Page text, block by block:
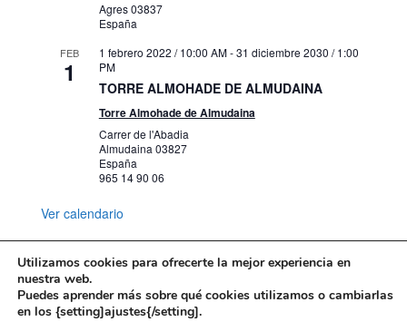
Agres03837
España
FEB
1
1 febrero 2022 / 10:00 AM-31 diciembre 2030 / 1:00
PM
TORRE ALMOHADE DE ALMUDAINA
Torre Almohade de Almudaina
Carrer de l'Abadia
Almudaina03827
España
965 14 90 06
Ver calendario
Mapa web
Política de Privacidad
Utilizamos cookies para ofrecerte la mejor experiencia en
nuestra web.
Puedes aprender más sobre qué cookies utilizamos o cambiarlas
en los {setting]ajustes{/setting].